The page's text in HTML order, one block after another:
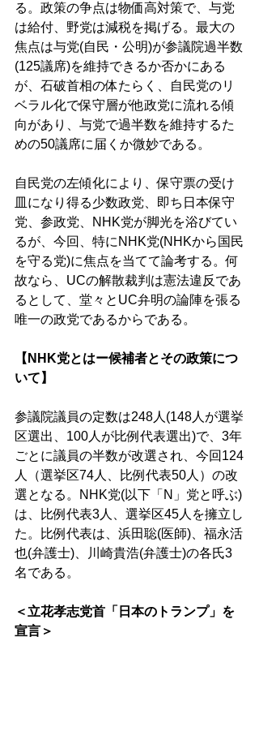
る。政策の争点は物価高対策で、与党
は給付、野党は減税を掲げる。最大の
焦点は与党(自民・公明)が参議院過半数
(125議席)を維持できるか否かにある
が、石破首相の体たらく、自民党のリ
ベラル化で保守層が他政党に流れる傾
向があり、与党で過半数を維持するた
めの50議席に届くか微妙である。
自民党の左傾化により、保守票の受け
皿になり得る少数政党、即ち日本保守
党、参政党、NHK党が脚光を浴びてい
るが、今回、特にNHK党(NHKから国民
を守る党)に焦点を当てて論考する。何
故なら、UCの解散裁判は憲法違反であ
るとして、堂々とUC弁明の論陣を張る
唯一の政党であるからである。
【NHK党とはー候補者とその政策につ
いて】
参議院議員の定数は248人(148人が選挙
区選出、100人が比例代表選出)で、3年
ごとに議員の半数が改選され、今回124
人（選挙区74人、比例代表50人）の改
選となる。NHK党(以下「N」党と呼ぶ)
は、比例代表3人、選挙区45人を擁立し
た。比例代表は、浜田聡(医師)、福永活
也(弁護士)、川崎貴浩(弁護士)の各氏3
名である。
＜立花孝志党首「日本のトランプ」を
宣言＞